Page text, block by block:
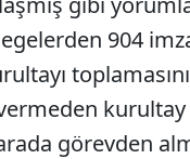
904
kurultay
görevden